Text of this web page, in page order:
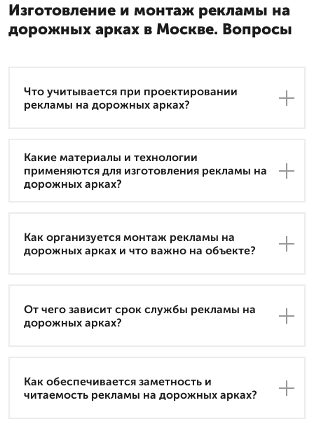
Изготовление и монтаж рекламы на
дорожных арках в Москве. Вопросы
Что учитывается при проектировании
рекламы на дорожных арках?
Какие материалы и технологии
применяются для изготовления рекламы на
дорожных арках?
Как организуется монтаж рекламы на
дорожных арках и что важно на объекте?
От чего зависит срок службы рекламы на
дорожных арках?
Как обеспечивается заметность и
читаемость рекламы на дорожных арках?